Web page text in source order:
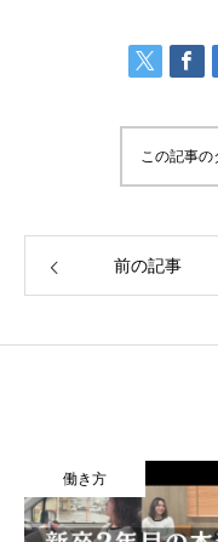
この記事
前の記事
働き方